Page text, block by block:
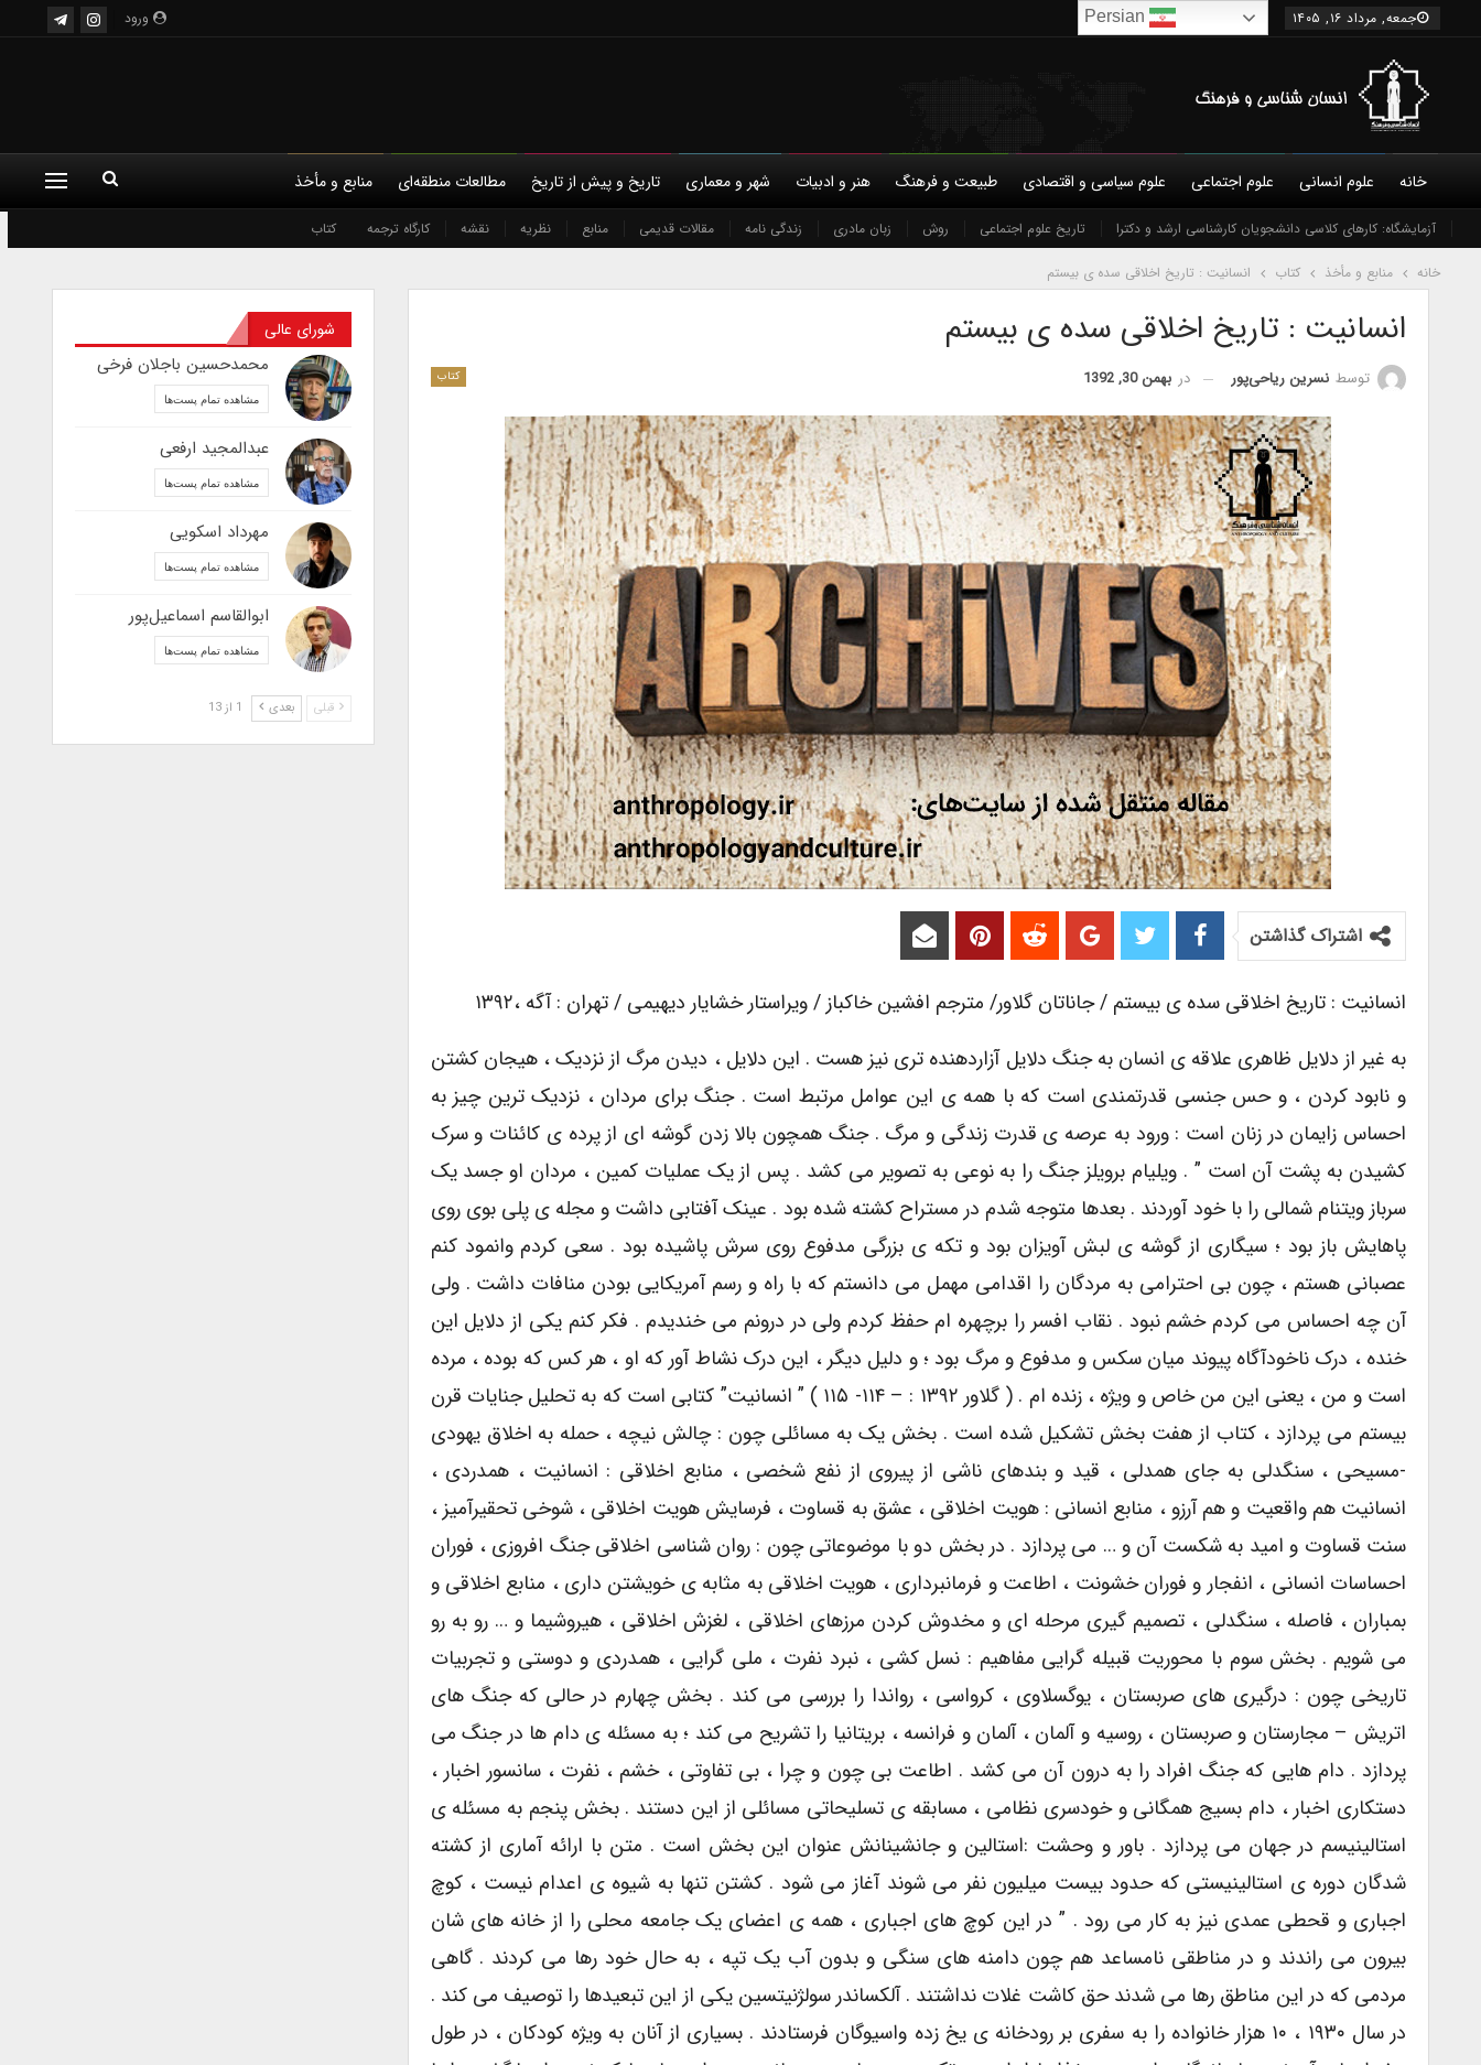
ورود جمعه, مرداد ۱۶, ۱۴۰۵
خانه
درباره ما شورای عالی نویسندگان شرایط همکاری و عضویت تماس با ما حمایت مالی حریم خصوصی
علوم انسانی علوم اجتماعی علوم سیاسی و اقتصادی طبیعت و فرهنگ هنر و ادبیات شهر و معماری تاریخ و پیش از تاریخ مطالعات منطقه‌ای منابع و مأخذ
آزمایشگاه: کارهای کلاسی دانشجویان کارشناسی ارشد و دکترا تاریخ علوم اجتماعی روش زبان مادری زندگی نامه مقالات قدیمی منابع نظریه نقشه کارگاه ترجمه کتاب
خانه منابع و مأخذ کتاب انسانیت : تاریخ اخلاقی سده ی بیستم
انسانیت : تاریخ اخلاقی سده ی بیستم
کتاب توسط نسرین ریاحی‌پور در بهمن 30, 1392
اشتراک گذاشتن
انسانیت : تاریخ اخلاقى سده ى بیستم / جاناتان گلاور/ مترجم افشین خاکباز / ویراستار خشایار دیهیمى / تهران : آگه ،۱۳۹۲
به غیر از دلایل ظاهری علاقه ی انسان به جنگ دلایل آزاردهنده تری نیز هست . این دلایل ، دیدن مرگ از نزدیک ، هیجان کشتن
و نابود کردن ، و حس جنسی قدرتمندی است که با همه ی این عوامل مرتبط است . جنگ برای مردان ، نزدیک ترین چیز به
احساس زایمان در زنان است : ورود به عرصه ی قدرت زندگی و مرگ . جنگ همچون بالا زدن گوشه ای از پرده ی کائنات و سرک
کشیدن به پشت آن است ” . ویلیام برویلز جنگ را به نوعی به تصویر می کشد . پس از یک عملیات کمین ، مردان او جسد یک
سرباز ویتنام شمالی را با خود آوردند . بعدها متوجه شدم در مستراح کشته شده بود . عینک آفتابی داشت و مجله ی پلی بوی روی
پاهایش باز بود ؛ سیگاری از گوشه ی لبش آویزان بود و تکه ی بزرگی مدفوع روی سرش پاشیده بود . سعی کردم وانمود کنم
عصبانی هستم ، چون بی احترامی به مردگان را اقدامی مهمل می دانستم که با راه و رسم آمریکایی بودن منافات داشت . ولی
آن چه احساس می کردم خشم نبود . نقاب افسر را برچهره ام حفظ کردم ولی در درونم می خندیدم . فکر کنم یکی از دلایل این
خنده ، درک ناخودآگاه پیوند میان سکس و مدفوع و مرگ بود ؛ و دلیل دیگر ، این درک نشاط آور که او ، هر کس که بوده ، مرده
است و من ، یعنی این من خاص و ویژه ، زنده ام . ( گلاور ۱۳۹۲ : – ۱۱۴- ۱۱۵ ) ” انسانیت” کتابى است که به تحلیل جنایات قرن
بیستم مى پردازد ، کتاب از هفت بخش تشکیل شده است . بخش یک به مسائلى چون : چالش نیچه ، حمله به اخلاق یهودى
-مسیحى ، سنگدلى به جاى همدلى ، قید و بندهاى ناشى از پیروى از نفع شخصى ، منابع اخلاقى : انسانیت ، همدردى ،
انسانیت هم واقعیت و هم آرزو ، منابع انسانى : هویت اخلاقى ، عشق به قساوت ، فرسایش هویت اخلاقى ، شوخى تحقیرآمیز ،
سنت قساوت و امید به شکست آن و … مى پردازد . در بخش دو با موضوعاتى چون : روان شناسى اخلاقى جنگ افروزى ، فوران
احساسات انسانى ، انفجار و فوران خشونت ، اطاعت و فرمانبردارى ، هویت اخلاقى به مثابه ى خویشتن دارى ، منابع اخلاقى و
بمباران ، فاصله ، سنگدلى ، تصمیم گیرى مرحله اى و مخدوش کردن مرزهاى اخلاقى ، لغزش اخلاقى ، هیروشیما و … رو به رو
مى شویم . بخش سوم با محوریت قبیله گرایى مفاهیم : نسل کشى ، نبرد نفرت ، ملى گرایى ، همدردى و دوستى و تجربیات
تاریخى چون : درگیرى هاى صربستان ، یوگسلاوى ، کرواسى ، رواندا را بررسى مى کند . بخش چهارم در حالى که جنگ هاى
اتریش – مجارستان و صربستان ، روسیه و آلمان ، آلمان و فرانسه ، بریتانیا را تشریح مى کند ؛ به مسئله ى دام ها در جنگ مى
پردازد . دام هایى که جنگ افراد را به درون آن مى کشد . اطاعت بى چون و چرا ، بى تفاوتى ، خشم ، نفرت ، سانسور اخبار ،
دستکارى اخبار ، دام بسیج همگانى و خودسرى نظامى ، مسابقه ى تسلیحاتى مسائلى از این دستند . بخش پنجم به مسئله ى
استالینیسم در جهان مى پردازد . باور و وحشت :استالین و جانشینانش عنوان این بخش است . متن با ارائه آمارى از کشته
شدگان دوره ى استالینیستى که حدود بیست میلیون نفر مى شوند آغاز مى شود . کشتن تنها به شیوه ى اعدام نیست ، کوچ
اجبارى و قحطى عمدى نیز به کار مى رود . ” در این کوچ هاى اجبارى ، همه ى اعضاى یک جامعه محلى را از خانه هاى شان
بیرون مى راندند و در مناطقى نامساعد هم چون دامنه هاى سنگى و بدون آب یک تپه ، به حال خود رها مى کردند . گاهى
مردمى که در این مناطق رها مى شدند حق کاشت غلات نداشتند . آلکساندر سولژنیتسین یکى از این تبعیدها را توصیف مى کند .
در سال ۱۹۳۰ ، ۱۰ هزار خانواده را به سفرى بر رودخانه ى یخ زده واسیوگان فرستادند . بسیارى از آنان به ویژه کودکان ، در طول
شورای عالی
محمدحسین باجلان فرخی
مشاهده تمام پست‌ها
عبدالمجید ارفعی
مشاهده تمام پست‌ها
مهرداد اسکویی
مشاهده تمام پست‌ها
ابوالقاسم اسماعیل‌پور
مشاهده تمام پست‌ها
قبلی بعدی 1 از 13